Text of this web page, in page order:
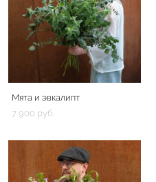
Мята и эвкалипт
7 900 pуб.